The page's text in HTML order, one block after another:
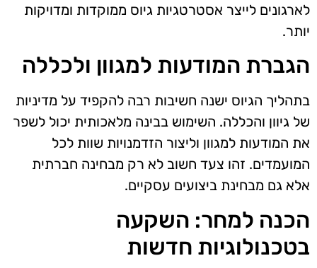
לארגונים לייצר אסטרטגיות גיוס ממוקדות ומדויקות
יותר.
הגברת המודעות למגוון ולכללה
בתהליך הגיוס ישנה חשיבות רבה להקפיד על מדיניות
של גיוון והכללה. השימוש בבינה מלאכותית יכול לשפר
את המודעות למגוון וליצור הזדמנויות שוות לכל
המועמדים. זהו צעד חשוב לא רק מבחינה חברתית
אלא גם מבחינת ביצועים עסקיים.
הכנה למחר: השקעה
בטכנולוגיות חדשות